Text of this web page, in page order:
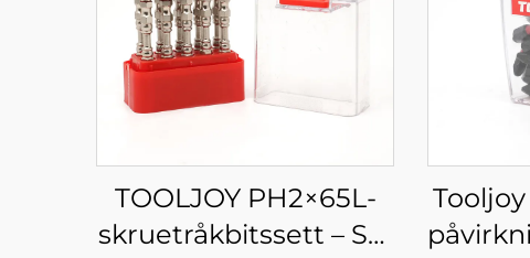
TOOLJOY PH2×65L-
skruetråkbitssett – S2-